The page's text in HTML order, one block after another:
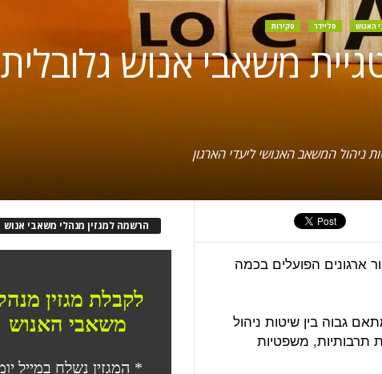
האנוש סליידר סקירות
משאבי אנוש גלובלית
ניהול המשאב האנושי ליעדי הארגון
ארגונים הפועלים בכמה
גבוה בין שיטות ניהול
תרבותיות, משפטיות
הרשמה למגזין מנהלי משאבי אנוש